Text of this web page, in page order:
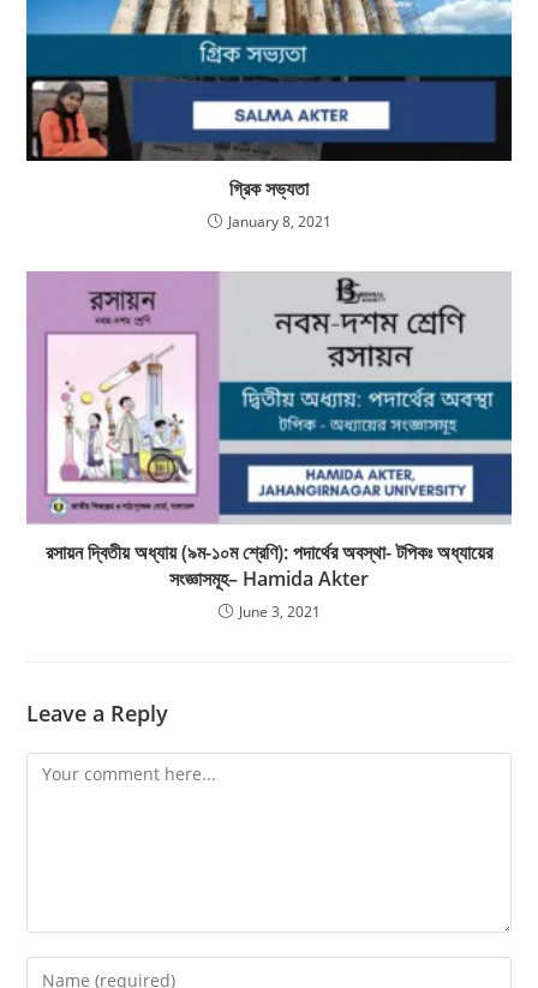
গ্রিক সভ্যতা
January 8, 2021
রসায়ন দ্বিতীয় অধ্যায় (৯ম-১০ম শ্রেণি): পদার্থের অবস্থা- টপিকঃ অধ্যায়ের
সংজ্ঞাসমূহ– Hamida Akter
June 3, 2021
Leave a Reply